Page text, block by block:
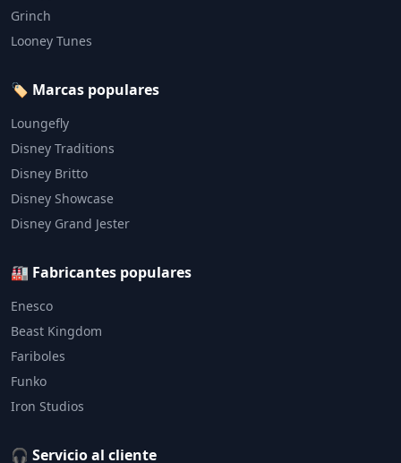
Grinch
Looney Tunes
🏷️ Marcas populares
Loungefly
Disney Traditions
Disney Britto
Disney Showcase
Disney Grand Jester
🏭 Fabricantes populares
Enesco
Beast Kingdom
Fariboles
Funko
Iron Studios
🎧 Servicio al cliente